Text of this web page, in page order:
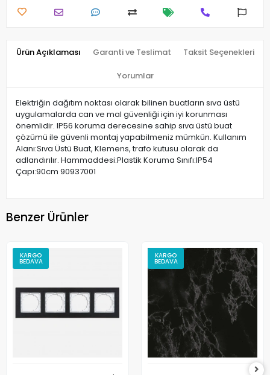
Ürün Açıklaması Garanti ve Teslimat Taksit Seçenekleri
Yorumlar
Elektriğin dağıtım noktası olarak bilinen buatların sıva üstü
uygulamalarda can ve mal güvenliği için iyi korunması
önemlidir. IP56 koruma derecesine sahip sıva üstü buat
çözümü ile güvenli montaj yapabilmeniz mümkün. Kullanım
Alanı:Sıva Üstü Buat, Klemens, trafo kutusu olarak da
adlandırılır. Hammaddesi:Plastik Koruma Sınıfı:IP54
Çapı:90cm 90937001
Benzer Ürünler
KARGO
BEDAVA
KARGO
BEDAVA